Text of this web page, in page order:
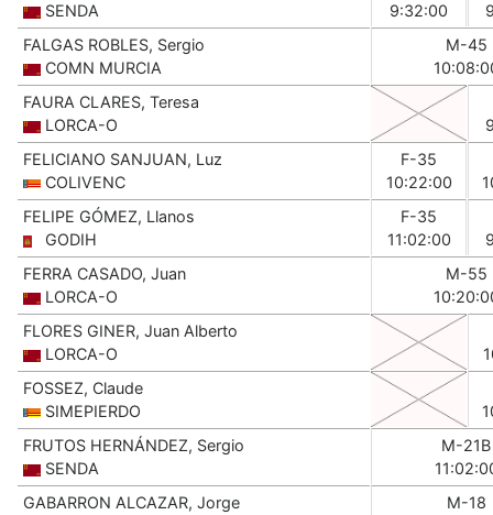
SENDA
9:32:00
FALGAS ROBLES, Sergio
COMN MURCIA
M-45
FAURA CLARES, Teresa
LORCA-O
FELICIANO SANJUAN, Luz
COLIVENC
F-35
10:22:00
FELIPE GÓMEZ, Llanos
GODIH
F-35
11:02:00
FERRA CASADO, Juan
LORCA-O
M-55
FLORES GINER, Juan Alberto
LORCA-O
FOSSEZ, Claude
SIMEPIERDO
FRUTOS HERNÁNDEZ, Sergio
SENDA
M-21B
GABARRON ALCAZAR, Jorge
M-18